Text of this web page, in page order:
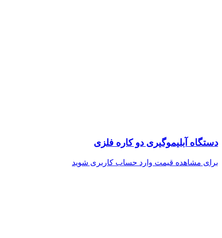
دستگاه آبلیموگیری دو کاره فلزی
برای مشاهده قیمت وارد حساب کاربری شوید